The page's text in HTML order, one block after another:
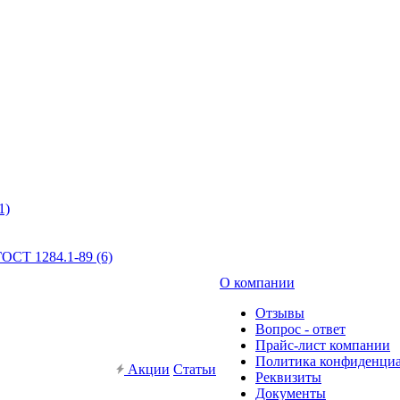
1284.1-89 (6)
Акции Статьи
О компании
Отзывы
Вопрос - ответ
Прайс-лист компании
Политика
Реквизиты
Документы